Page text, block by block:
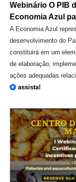
Webinário O PIB
Economia Azul
A Economia Azul
desenvolvimento do
constituirá em um
de elaboração,
ações adequadas
assista!